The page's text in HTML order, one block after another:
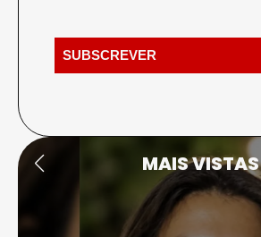
MAIS VISTAS